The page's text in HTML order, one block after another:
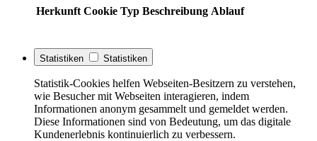
Herkunft Cookie Typ Beschreibung Ablauf
Statistiken Statistiken
Statistik-Cookies helfen Webseiten-Besitzern zu verstehen,
wie Besucher mit Webseiten interagieren, indem
Informationen anonym gesammelt und gemeldet werden.
Diese Informationen sind von Bedeutung, um das digitale
Kundenerlebnis kontinuierlich zu verbessern.